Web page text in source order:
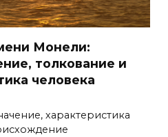
Монели:
толкование и
человека
характеристика